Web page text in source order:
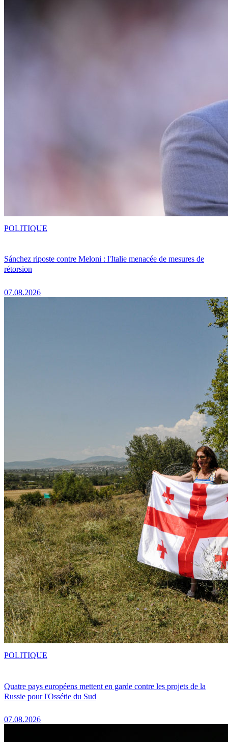
Sánchez riposte contre Meloni : l'Italie menacée de mesures de
rétorsion
07.08.2026
POLITIQUE
Quatre pays européens mettent en garde contre les projets de la
Russie pour l'Ossétie du Sud
07.08.2026
POLITIQUE